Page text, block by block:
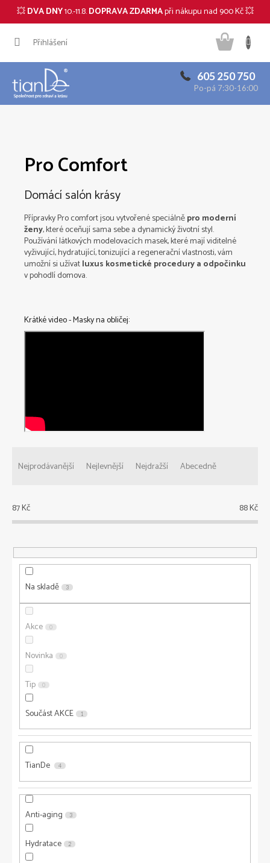
💥DVA DNY10.-11.8.DOPRAVA ZDARMApři nákupu nad 900 Kč 💥
Přihlášení
605 250 750
Po-pá 7:30-16:00
košík
Pro Comfort
Domácí salón krásy
Přípravky Pro comfort jsou vytvořené speciálněpro moderní
ženy, které oceňují sama sebe a dynamický životní styl.
Používání látkových modelovacích masek, které mají viditelné
vyživující, hydratující, tonizující a regenerační vlastnosti, vám
umožní si užívatluxus kosmetické procedury a odpočinku
v pohodlí domova.
Krátké video - Masky na obličej:
n
í
r
o
Nejprodávanější Nejlevnější Nejdražší Abecedně
87Kč 88Kč
Na skladě 3
Akce 0
Novinka 0
Tip 0
Součást AKCE 1
TianDe 4
Anti-aging 3
Hydratace 2